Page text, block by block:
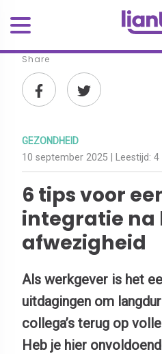
Share
GEZONDHEID
10 september 2025 | Leestijd: 4
6 tips voor
integratie
afwezigheid
Als werkgever is het
uitdagingen om
collega’s terug op
Heb je hier